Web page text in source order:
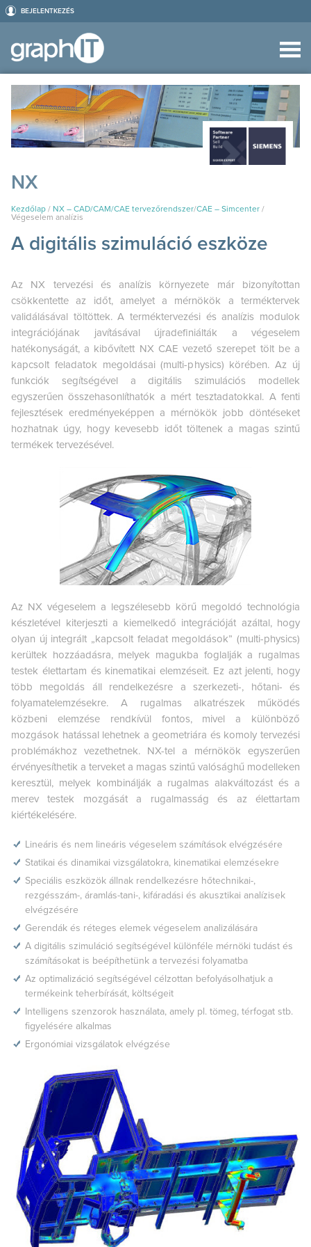
BEJELENTKEZÉS
NX
Kezdőlap / NX – CAD/CAM/CAE tervezőrendszer/CAE – Simcenter /
Végeselem analízis
A digitális szimuláció eszköze
Az NX tervezési és analízis környezete már bizonyítottan
csökkentette az időt, amelyet a mérnökök a terméktervek
validálásával töltöttek. A terméktervezési és analízis modulok
integrációjának javításával újradefiniálták a végeselem
hatékonyságát, a kibővített NX CAE vezető szerepet tölt be a
kapcsolt feladatok megoldásai (multi-physics) körében. Az új
funkciók segítségével a digitális szimulációs modellek
egyszerűen összehasonlíthatók a mért tesztadatokkal. A fenti
fejlesztések eredményeképpen a mérnökök jobb döntéseket
hozhatnak úgy, hogy kevesebb időt töltenek a magas szintű
termékek tervezésével.
Az NX végeselem a legszélesebb körű megoldó technológia
készletével kiterjeszti a kiemelkedő integrációját azáltal, hogy
olyan új integrált „kapcsolt feladat megoldások” (multi-physics)
kerültek hozzáadásra, melyek magukba foglalják a rugalmas
testek élettartam és kinematikai elemzéseit. Ez azt jelenti, hogy
több megoldás áll rendelkezésre a szerkezeti-, hőtani- és
folyamatelemzésekre. A rugalmas alkatrészek működés
közbeni elemzése rendkívül fontos, mivel a különböző
mozgások hatással lehetnek a geometriára és komoly tervezési
problémákhoz vezethetnek. NX-tel a mérnökök egyszerűen
érvényesíthetik a terveket a magas szintű valósághű modelleken
keresztül, melyek kombinálják a rugalmas alakváltozást és a
merev testek mozgását a rugalmasság és az élettartam
kiértékelésére.
Lineáris és nem lineáris végeselem számítások elvégzésére
Statikai és dinamikai vizsgálatokra, kinematikai elemzésekre
Speciális eszközök állnak rendelkezésre hőtechnikai-,
rezgésszám-, áramlás-tani-, kifáradási és akusztikai analízisek
elvégzésére
Gerendák és réteges elemek végeselem analizálására
A digitális szimuláció segítségével különféle mérnöki tudást és
számításokat is beépíthetünk a tervezési folyamatba
Az optimalizáció segítségével célzottan befolyásolhatjuk a
termékeink teherbírását, költségeit
Intelligens szenzorok használata, amely pl. tömeg, térfogat stb.
ﬁgyelésére alkalmas
Ergonómiai vizsgálatok elvégzése